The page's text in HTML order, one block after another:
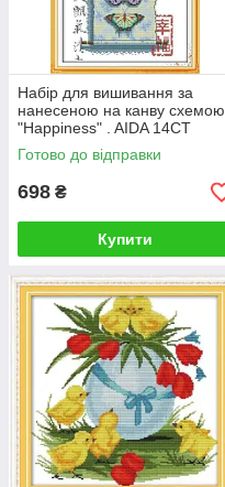
Набір для вишивання за
нанесеною на канву схемою
"Happiness" . AIDA 14CT
printed, 29*44 см
Готово до відправки
698 ₴
Купити